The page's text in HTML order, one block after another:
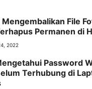
Mengembalikan File
Permanen di
2022
Password
Terhubung di